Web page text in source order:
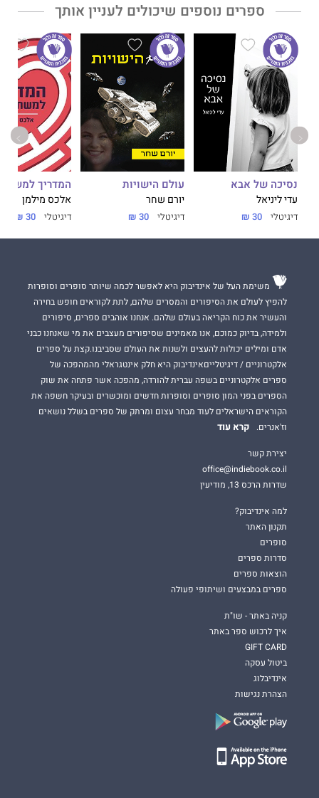
ספרים נוספים שיכולים לעניין אותך
נסיכה של אבא
עדי ליניאל
דיגיטלי 30 ₪
עולם הישויות
יורם שחר
דיגיטלי 30 ₪
המדריך
אלכס מילמן
דיגיטלי 30 ₪
משימת העל של אינדיבוק היא לאפשר לכמה שיותר סופרים וסופרות
להפיץ לעולם את הסיפורים והמסרים שלהם, לתת לקוראים חופש בחירה
והעשיר את כוח הקריאה בעולם שלהם. אנחנו אוהבים ספרים, סיפורים
ולמידה, בדיוק כמוכם, אנו מאמינים שסיפורים מעצבים את מי שאנחנו כבני
אדם ומילים יכולות להעצים ולשנות את העולם שסביבנו.קצת על ספרים
אלקטרוניים / דיגיטלייםאינדיבוק היא חלק אינטגראלי מהמהפכה של
ספרים אלקטרוניים בשפה עברית להורדה, מהפכה אשר פתחה את שוק
הספרים בפני המון סופרים וסופרות חדשים ומוכשרים ובעיקר חשפה את
הקוראים הישראלים לעוד מבחר עצום ומרתק של ספרים בשלל נושאים
וז'אנרים.
קרא עוד
יצירת קשר
office@indiebook.co.il
שדרות הרכס 13, מודיעין
למה אינדיבוק?
תקנון האתר
סופרים
סדרות ספרים
הוצאות ספרים
ספרים במבצעים ושיתופי פעולה
קניה באתר - שו"ת
איך לרכוש ספר באתר
GIFT CARD
ביטול עסקה
אינדיבלוג
הצהרת נגישות